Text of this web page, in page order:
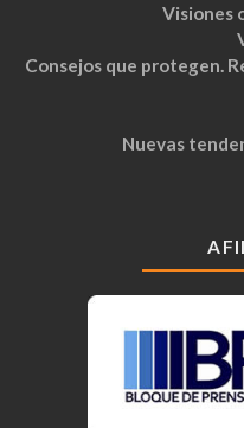
Visiones
Consejos que protegen.
Nuevas